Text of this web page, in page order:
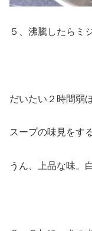
５、沸騰したらミ
だいたい２時間弱
スープの味見をす
うん、上品な味。